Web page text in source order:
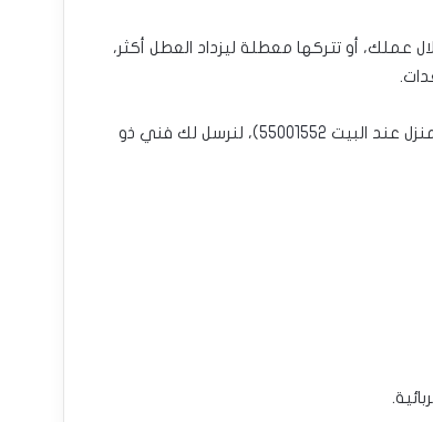
أو تتركها معطلة ليزداد العطل أكثر،
عند البيت 55001552)، لنرسل لك فني ذو